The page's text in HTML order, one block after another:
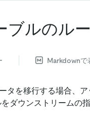
ブルのル
Markdownで
タを移行する場合、
ダウンストリームの